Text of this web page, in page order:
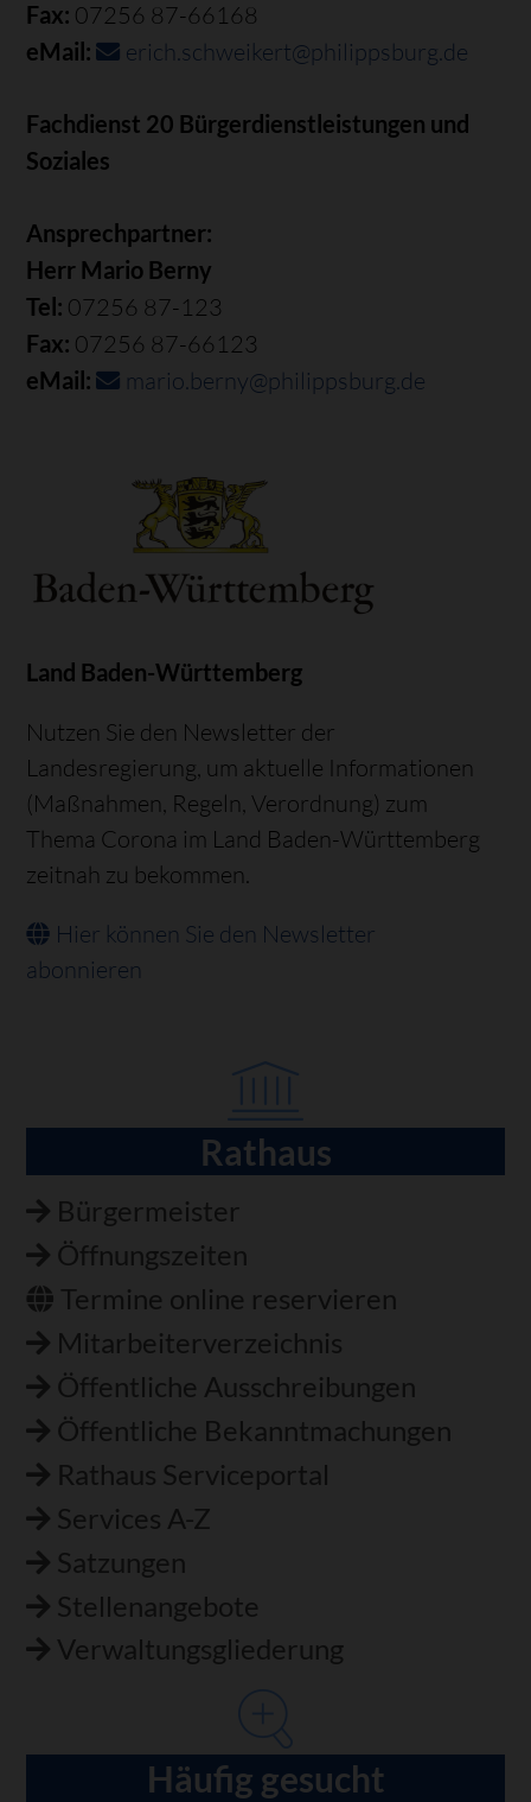
Fax: 07256 87-66168
eMail: erich.schweikert@philippsburg.de
Fachdienst 20 Bürgerdienstleistungen und
Soziales
Ansprechpartner:
Herr Mario Berny
Tel: 07256 87-123
Fax: 07256 87-66123
eMail: mario.berny@philippsburg.de
Land Baden-Württemberg
Nutzen Sie den Newsletter der
Landesregierung, um aktuelle Informationen
(Maßnahmen, Regeln, Verordnung) zum
Thema Corona im Land Baden-Württemberg
zeitnah zu bekommen.
Hier können Sie den Newsletter
abonnieren
Rathaus
Bürgermeister
Öffnungszeiten
Termine online reservieren
Mitarbeiterverzeichnis
Öffentliche Ausschreibungen
Öffentliche Bekanntmachungen
Rathaus Serviceportal
Services A-Z
Satzungen
Stellenangebote
Verwaltungsgliederung
Häufig gesucht